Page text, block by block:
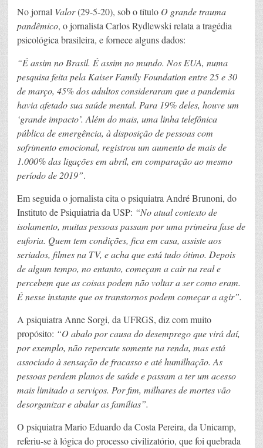
No jornal Valor(29-5-20), sob o título O grande trauma
pandêmico, o jornalista Carlos Rydlewski relata a tragédia
psicológica brasileira, e fornece alguns dados:
“É assim no Brasil. É assim no mundo. Nos EUA, numa
pesquisa feita pela Kaiser Family Foundation entre 25 e 30
de março, 45% dos adultos consideraram que a pandemia
havia afetado sua saúde mental. Para 19% deles, houve um
‘grande impacto’. Além do mais, uma linha telefônica
pública de emergência, à disposição de pessoas com
sofrimento emocional, registrou um aumento de mais de
1.000% das ligações em abril, em comparação ao mesmo
período de 2019”.
Em seguida o jornalista cita o psiquiatra André Brunoni, do
Instituto de Psiquiatria da USP: “No atual contexto de
isolamento, muitas pessoas passam por uma primeira fase de
euforia. Quem tem condições, fica em casa, assiste aos
seriados, filmes na TV, e acha que está tudo ótimo. Depois
de algum tempo, no entanto, começam a cair na real e
percebem que as coisas podem não voltar a ser como eram.
É nesse instante que os transtornos podem começar a agir”.
A psiquiatra Anne Sorgi, da UFRGS, diz com muito
propósito: “O abalo por causa do desemprego que virá daí,
por exemplo, não repercute somente na renda, mas está
associado à sensação de fracasso e até humilhação. As
pessoas perdem planos de saúde e passam a ter um acesso
mais limitado a serviços. Por fim, milhares de mortes vão
desorganizar e abalar as famílias”.
O psiquiatra Mario Eduardo da Costa Pereira, da Unicamp,
referiu-se à lógica do processo civilizatório, que foi quebrada